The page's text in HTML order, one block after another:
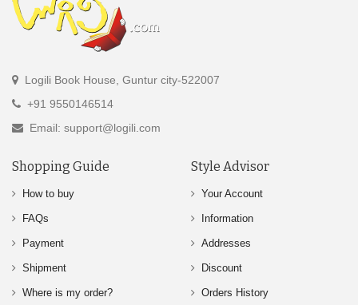
Logili Book House, Guntur city-522007
+91 9550146514
Email: support@logili.com
Shopping Guide
How to buy
FAQs
Payment
Shipment
Where is my order?
Style Advisor
Your Account
Information
Addresses
Discount
Orders History